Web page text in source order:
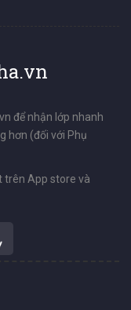
để nhận lớp nhanh
hơn (đối với Phụ
trên App store và